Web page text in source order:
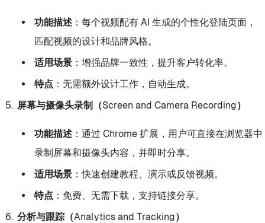
功能描述：每个视频配有 AI 生成的个性化登陆页面，
匹配视频的设计和品牌风格。
适用场景：增强品牌一致性，提升客户转化率。
特点 ：无需额外设计工作，自动生成。
屏幕与摄像头录制（Screen and Camera Recording）
功能描述：通过 Chrome 扩展，用户可直接在浏览器中
录制屏幕和摄像头内容，并即时分享。
适用场景：快速创建教程、演示或反馈视频。
特点 ：免费、无需下载，支持链接分享。
分析与跟踪（Analytics and Tracking）